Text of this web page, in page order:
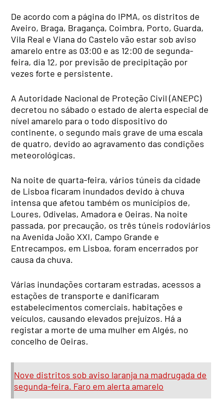
De acordo com a página do IPMA, os distritos de
Aveiro, Braga, Bragança, Coimbra, Porto, Guarda,
Vila Real e Viana do Castelo vão estar sob aviso
amarelo entre as 03:00 e as 12:00 de segunda-
feira, dia 12, por previsão de precipitação por
vezes forte e persistente.
A Autoridade Nacional de Proteção Civil (ANEPC)
decretou no sábado o estado de alerta especial de
nível amarelo para o todo dispositivo do
continente, o segundo mais grave de uma escala
de quatro, devido ao agravamento das condições
meteorológicas.
Na noite de quarta-feira, vários túneis da cidade
de Lisboa ficaram inundados devido à chuva
intensa que afetou também os municípios de,
Loures, Odivelas, Amadora e Oeiras. Na noite
passada, por precaução, os três túneis rodoviários
na Avenida João XXI, Campo Grande e
Entrecampos, em Lisboa, foram encerrados por
causa da chuva.
Várias inundações cortaram estradas, acessos a
estações de transporte e danificaram
estabelecimentos comerciais, habitações e
veículos, causando elevados prejuízos. Há a
registar a morte de uma mulher em Algés, no
concelho de Oeiras.
Nove distritos sob aviso laranja na madrugada de
segunda-feira. Faro em alerta amarelo